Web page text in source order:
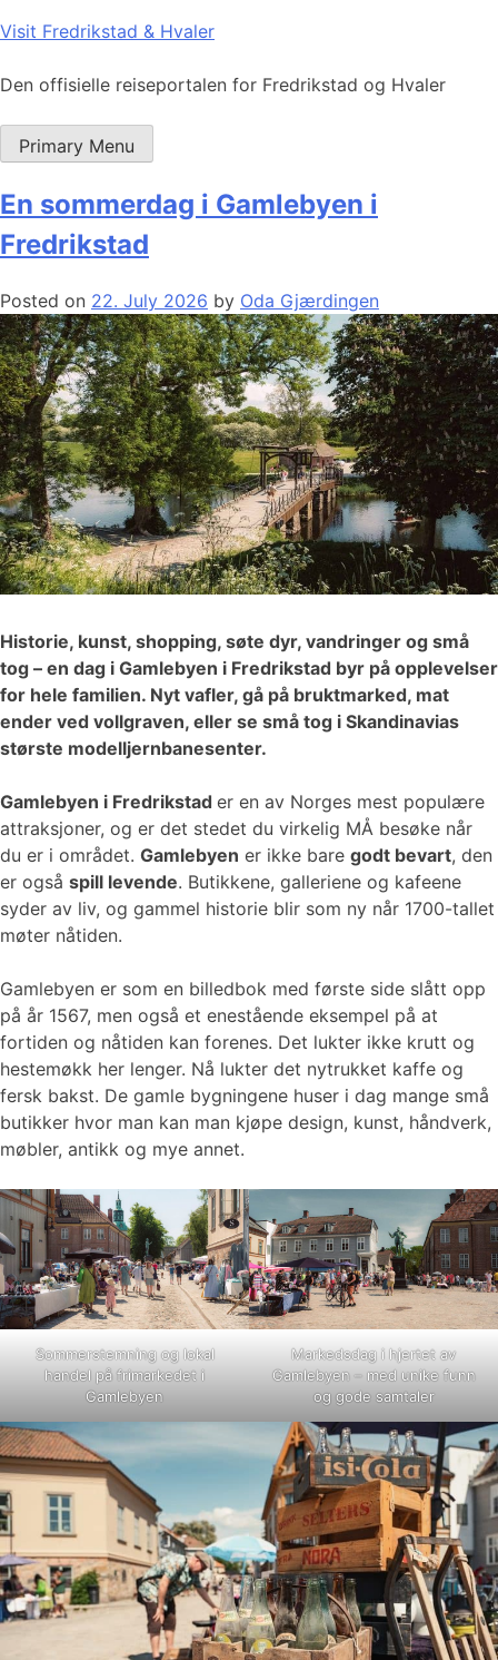
Skip
content
Visit Fredrikstad & Hvaler
Den offisielle reiseportalen for Fredrikstad og Hvaler
Primary Menu
En sommerdag i Gamlebyen i
Fredrikstad
Posted on 22. July 2026 by Oda Gjærdingen
Historie, kunst, shopping, søte dyr, vandringer og små
tog – en dag i Gamlebyen i Fredrikstad byr på opplevelser
for hele familien. Nyt vafler, gå på bruktmarked, mat
ender ved vollgraven, eller se små tog i Skandinavias
største modelljernbanesenter.
Gamlebyen i Fredrikstad er en av Norges mest populære
attraksjoner, og er det stedet du virkelig MÅ besøke når
du er i området. Gamlebyen er ikke bare godt bevart, den
er også spill levende. Butikkene, galleriene og kafeene
syder av liv, og gammel historie blir som ny når 1700-tallet
møter nåtiden.
Gamlebyen er som en billedbok med første side slått opp
på år 1567, men også et enestående eksempel på at
fortiden og nåtiden kan forenes. Det lukter ikke krutt og
hestemøkk her lenger. Nå lukter det nytrukket kaffe og
fersk bakst. De gamle bygningene huser i dag mange små
butikker hvor man kan man kjøpe design, kunst, håndverk,
møbler, antikk og mye annet.
Sommerstemning og lokal
handel på frimarkedet i
Gamlebyen
Markedsdag i hjertet av
Gamlebyen – med unike funn
og gode samtaler